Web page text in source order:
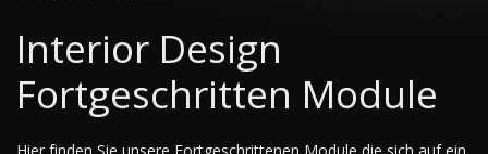
Interior Design
Fortgeschritten Module